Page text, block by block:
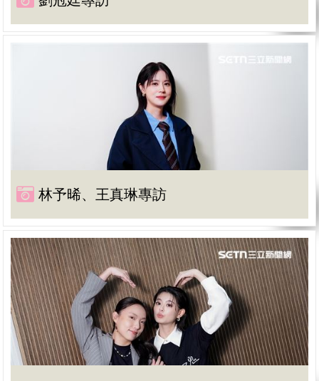
林予晞、王真琳專訪